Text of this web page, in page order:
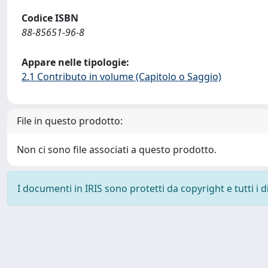
Codice ISBN
88-85651-96-8
Appare nelle tipologie:
2.1 Contributo in volume (Capitolo o Saggio)
File in questo prodotto:
Non ci sono file associati a questo prodotto.
I documenti in IRIS sono protetti da copyright e tutti i